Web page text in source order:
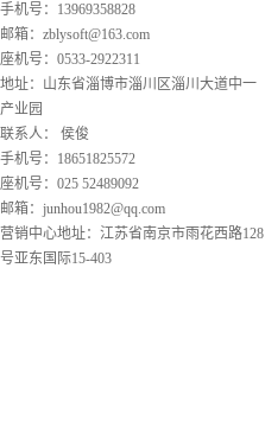
手机号：13969358828
邮箱： zblysoft@163.com
座机号：0533-2922311
地址：山东省淄博市淄川区淄川大道中一
产业园
联系人： 侯俊
手机号：18651825572
座机号：025 52489092
邮箱： junhou1982@qq.com
营销中心地址：江苏省南京市雨花西路128
号亚东国际15-403